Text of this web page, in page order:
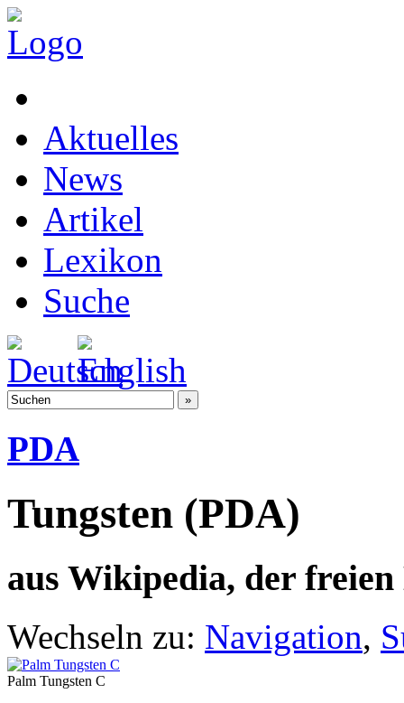
Aktuelles
News
Artikel
Lexikon
Suche
PDA
Tungsten (PDA)
aus Wikipedia, der
Wechseln zu: Navigation,
Palm Tungsten C